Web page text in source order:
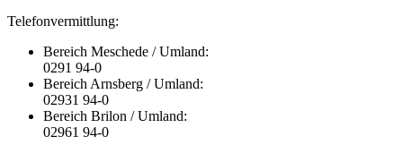
Telefonvermittlung:
Bereich Meschede / Umland:
0291 94-0
Bereich Arnsberg / Umland:
02931 94-0
Bereich Brilon / Umland:
02961 94-0